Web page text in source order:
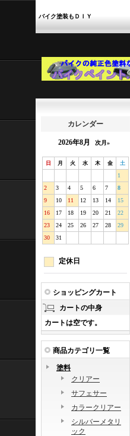
バイク塗装もＤＩＹ
カレンダー
2026年8月 次月»
日 月 火 水 木 金 土
1
2
3 4 5 6 7
8
9
10 11 12 13 14
15
16
17 18 19 20 21
22
23
24 25 26 27 28
29
30
31
定休日
ショッピングカート
カートの中身
カートは空です。
商品カテゴリ一覧
塗料
クリアー
サフェサー
カラークリアー
シルバーメタリ
ック